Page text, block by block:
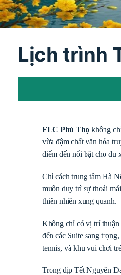
Lịch trình
FLC Phú Thọ không
vừa đậm chất văn hóa
điểm đến nổi bật cho du
Chỉ cách trung tâm Hà
muốn duy trì sự thoải
thiên nhiên xung quanh.
Không chỉ có vị trí thuận
đến các Suite sang
tennis, và khu vui chơi
Trong dịp Tết Nguyên